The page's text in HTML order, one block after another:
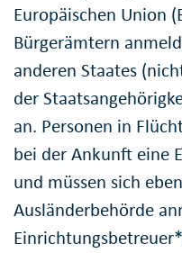
Europäischen Union
Bürgerämtern
anderen Staates
der
an. Personen in
bei der Ankunft eine
und müssen sich
Ausländerbehörde